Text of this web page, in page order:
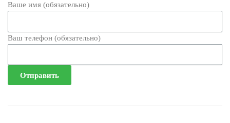
Ваше имя (обязательно)
Ваш телефон (обязательно)